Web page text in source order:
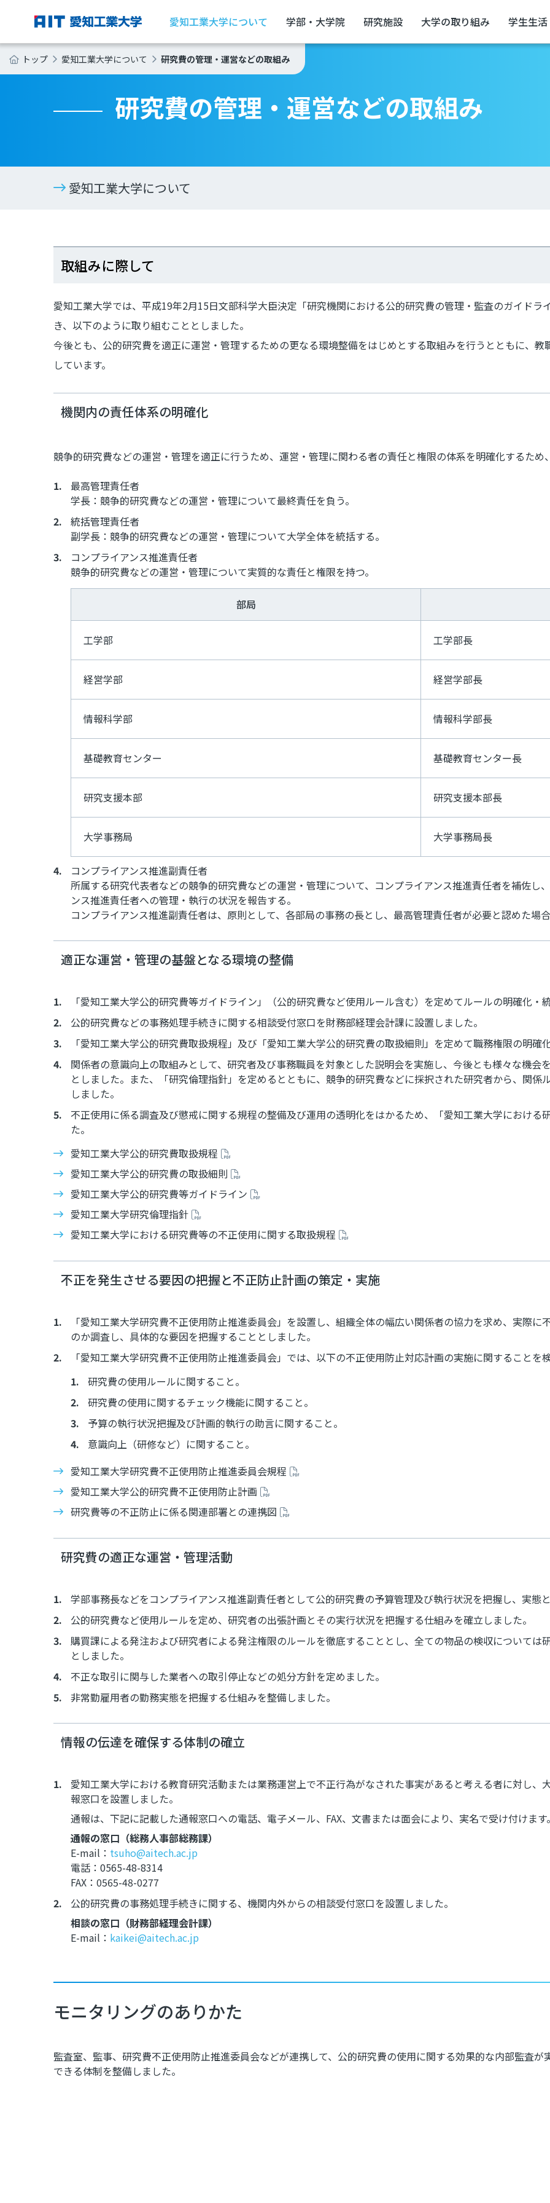
愛知工業大学について 学部・大学院 研究施設 大学の取り組み 学生生活
トップ 愛知工業大学について 研究費の管理・運営などの取組み
研究費の管理・運営などの取組み
愛知工業大学について
取組みに際して
愛知工業大学では、平成19年2月15日文部科学大臣決定「研究機関における公的研究費の管理・監査のガイド
き、以下のように取り組むこととしました。
今後とも、公的研究費を適正に運営・管理するための更なる環境整備をはじめとする取組みを行うとともに、
しています。
機関内の責任体系の明確化
競争的研究費などの運営・管理を適正に行うため、運営・管理に関わる者の責任と権限の体系を明確化するた
最高管理責任者
学長：競争的研究費などの運営・管理について最終責任を負う。
統括管理責任者
副学長：競争的研究費などの運営・管理について大学全体を統括する。
コンプライアンス推進責任者
競争的研究費などの運営・管理について実質的な責任と権限を持つ。
部局
工学部 工学部長
経営学部 経営学部長
情報科学部 情報科学部長
基礎教育センター 基礎教育センター長
研究支援本部 研究支援本部長
大学事務局 大学事務局長
コンプライアンス推進副責任者
所属する研究代表者などの競争的研究費などの運営・管理について、コンプライアンス推進責任者を補佐し
ンス推進責任者への管理・執行の状況を報告する。
コンプライアンス推進副責任者は、原則として、各部局の事務の長とし、最高管理責任者が必要と認めた場
適正な運営・管理の基盤となる環境の整備
「愛知工業大学公的研究費等ガイドライン」（公的研究費など使用ルール含む）を定めてルールの明確化・
公的研究費などの事務処理手続きに関する相談受付窓口を財務部経理会計課に設置しました。
「愛知工業大学公的研究費取扱規程」及び「愛知工業大学公的研究費の取扱細則」を定めて職務権限の明確
関係者の意識向上の取組みとして、研究者及び事務職員を対象とした説明会を実施し、今後とも様々な機会
としました。また、「研究倫理指針」を定めるとともに、競争的研究費などに採択された研究者から、関
しました。
不正使用に係る調査及び懲戒に関する規程の整備及び運用の透明化をはかるため、「愛知工業大学におけ
た。
愛知工業大学公的研究費取扱規程
愛知工業大学公的研究費の取扱細則
愛知工業大学公的研究費等ガイドライン
愛知工業大学研究倫理指針
愛知工業大学における研究費等の不正使用に関する取扱規程
不正を発生させる要因の把握と不正防止計画の策定・実施
「愛知工業大学研究費不正使用防止推進委員会」を設置し、組織全体の幅広い関係者の協力を求め、実際
のか調査し、具体的な要因を把握することとしました。
「愛知工業大学研究費不正使用防止推進委員会」では、以下の不正使用防止対応計画の実施に関することを
研究費の使用ルールに関すること。
研究費の使用に関するチェック機能に関すること。
予算の執行状況把握及び計画的執行の助言に関すること。
意識向上（研修など）に関すること。
愛知工業大学研究費不正使用防止推進委員会規程
愛知工業大学公的研究費不正使用防止計画
研究費等の不正防止に係る関連部署との連携図
研究費の適正な運営・管理活動
学部事務長などをコンプライアンス推進副責任者として公的研究費の予算管理及び執行状況を把握し、実態
公的研究費など使用ルールを定め、研究者の出張計画とその実行状況を把握する仕組みを確立しました。
購買課による発注および研究者による発注権限のルールを徹底することとし、全ての物品の検収については
としました。
不正な取引に関与した業者への取引停止などの処分方針を定めました。
非常勤雇用者の勤務実態を把握する仕組みを整備しました。
情報の伝達を確保する体制の確立
愛知工業大学における教育研究活動または業務運営上で不正行為がなされた事実があると考える者に対し
報窓口を設置しました。
通報は、下記に記載した通報窓口への電話、電子メール、FAX、文書または面会により、実名で受け付けます
通報の窓口（総務人事部総務課）
E-mail： tsuho@aitech.ac.jp
電話：0565-48-8314
FAX：0565-48-0277
公的研究費の事務処理手続きに関する、機関内外からの相談受付窓口を設置しました。
相談の窓口（財務部経理会計課）
E-mail： kaikei@aitech.ac.jp
モニタリングのありかた
監査室、監事、研究費不正使用防止推進委員会などが連携して、公的研究費の使用に関する効果的な内部監査が
できる体制を整備しました。